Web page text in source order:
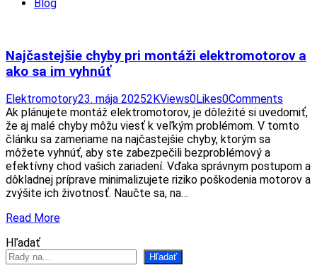
Blog
Najčastejšie chyby pri montáži elektromotorov a
ako sa im vyhnúť
Elektromotory23. mája 20252KViews0Likes0Comments
Ak plánujete montáž elektromotorov, je dôležité si uvedomiť,
že aj malé chyby môžu viesť k veľkým problémom. V tomto
článku sa zameriame na najčastejšie chyby, ktorým sa
môžete vyhnúť, aby ste zabezpečili bezproblémový a
efektívny chod vašich zariadení. Vďaka správnym postupom a
dôkladnej príprave minimalizujete riziko poškodenia motorov a
zvýšite ich životnosť. Naučte sa, na…
Read More
Hľadať
Hľadať